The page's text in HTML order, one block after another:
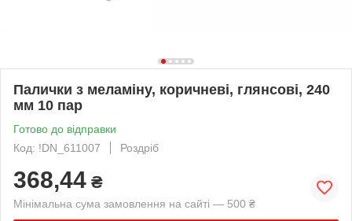
Палички з меламіну, коричневі, глянсові, 240
мм 10 пар
Готово до відправки
Код: !DN_611007
Роздріб
368,44 ₴
Мінімальна сума замовлення на сайті — 500 ₴